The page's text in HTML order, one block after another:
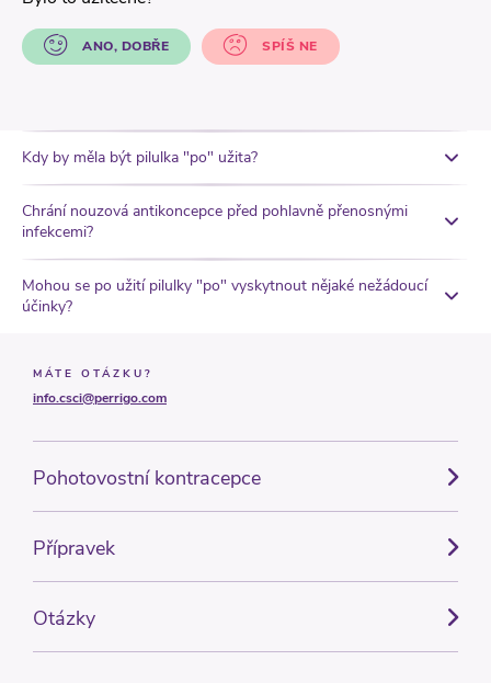
ANO, DOBŘE SPÍŠ NE
Kdy by měla být pilulka "po" užita?
Chrání nouzová antikoncepce před pohlavně přenosnými
infekcemi?
Mohou se po užití pilulky "po" vyskytnout nějaké nežádoucí
účinky?
MÁTE OTÁZKU?
info.csci@perrigo.com
Pohotovostní kontracepce
Přípravek
Otázky